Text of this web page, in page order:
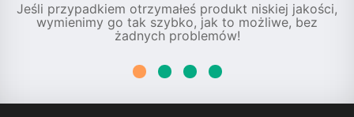
Jeśli przypadkiem otrzymałeś produkt niskiej jakości,
wymienimy go tak szybko, jak to możliwe, bez
żadnych problemów!